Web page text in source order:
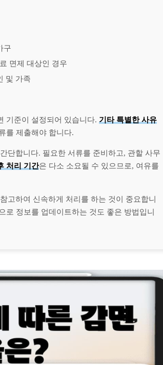
구
면제 대상인 경우
및 가족
기준이 설정되어 있습니다. 기타 특별한 사유
를 제출해야 합니다.
단합니다. 필요한 서류를 준비하고, 관할 사무
처리 기간은 다소 소요될 수 있으므로, 여유를
고하여 신속하게 처리를 하는 것이 중요합니
로 정보를 업데이트하는 것도 좋은 방법입니